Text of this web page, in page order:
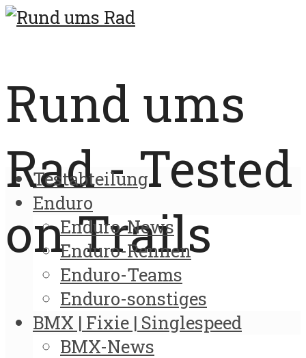
Rund ums
Rad - Tested
on Trails
Testabteilung
Enduro
Enduro-News
Enduro-Rennen
Enduro-Teams
Enduro-sonstiges
BMX | Fixie | Singlespeed
BMX-News